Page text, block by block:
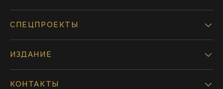
СПЕЦПРОЕКТЫ
ИЗДАНИЕ
КОНТАКТЫ